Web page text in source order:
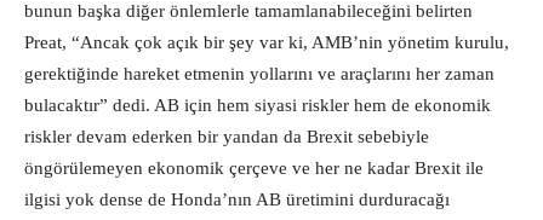
bunun başka diğer önlemlerle tamamlanabileceğini belirten
Preat, “Ancak çok açık bir şey var ki, AMB’nin yönetim kurulu,
gerektiğinde hareket etmenin yollarını ve araçlarını her zaman
bulacaktır” dedi. AB için hem siyasi riskler hem de ekonomik
riskler devam ederken bir yandan da Brexit sebebiyle
öngörülemeyen ekonomik çerçeve ve her ne kadar Brexit ile
ilgisi yok dense de Honda’nın AB üretimini durduracağı